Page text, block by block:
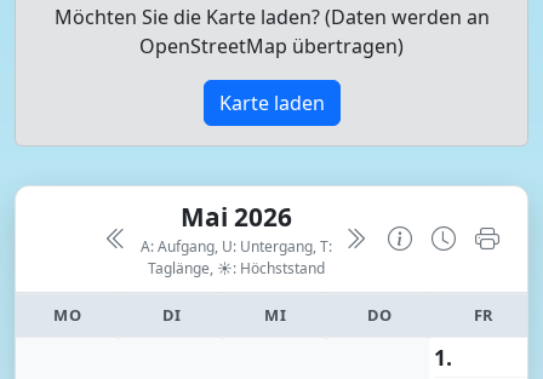
Möchten Sie die Karte laden? (Daten werden an
OpenStreetMap übertragen)
Karte laden
Mai 2026
A: Aufgang, U: Untergang, T:
Taglänge, ☀: Höchststand
MO DI MI DO FR
1.